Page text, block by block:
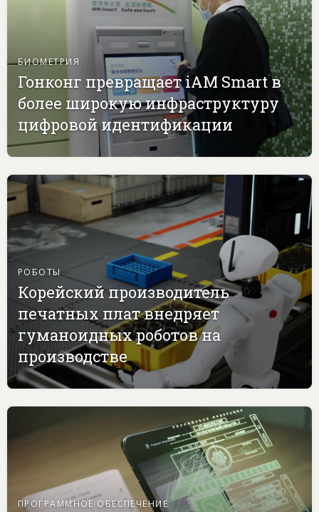
БИОМЕТРИЯ
Гонконг превращает iAM Smart в
более широкую инфраструктуру
цифровой идентификации
РОБОТЫ
Корейский производитель
печатных плат внедряет
гуманоидных роботов на
производстве
ПРОГРАММНОЕ ОБЕСПЕЧЕНИЕ